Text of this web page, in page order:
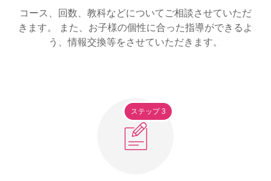
コース、回数、教科などについてご相談させていただ
きます。 また、お子様の個性に合った指導ができるよ
う、情報交換等をさせていただきます。
ステップ 3